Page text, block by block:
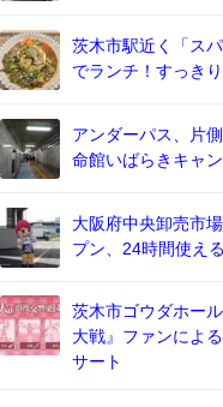
茨木市駅近く「ス
でランチ！すっき
アンダーパス、片
命館いばらきキャ
大阪府中央卸売市
プン、24時間使え
茨木市ゴウダホー
大戦』ファンによ
サート